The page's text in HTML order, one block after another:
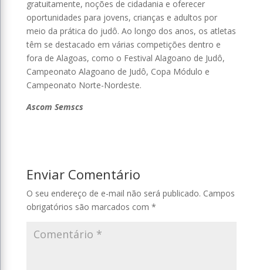
gratuitamente, noções de cidadania e oferecer
oportunidades para jovens, crianças e adultos por
meio da prática do judô. Ao longo dos anos, os atletas
têm se destacado em várias competições dentro e
fora de Alagoas, como o Festival Alagoano de Judô,
Campeonato Alagoano de Judô, Copa Módulo e
Campeonato Norte-Nordeste.
Ascom Semscs
Enviar Comentário
O seu endereço de e-mail não será publicado. Campos
obrigatórios são marcados com *